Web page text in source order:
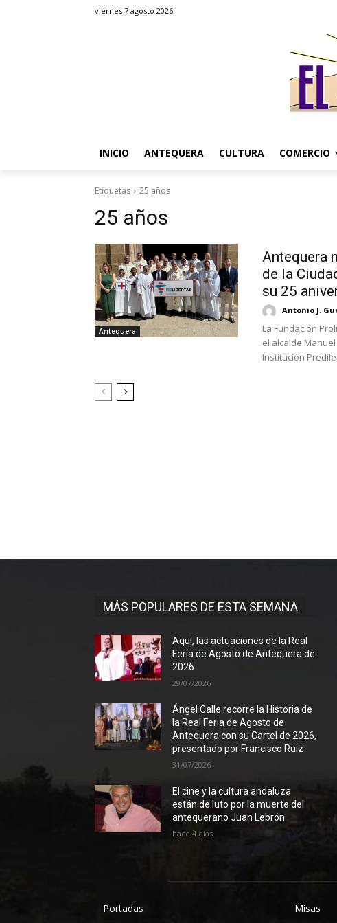
viernes 7 agosto 2026
INICIO ANTEQUERA CULTURA COMERCIO
Etiquetas 25 años
25 años
Antequera
Antequera
de la
su 25
Antonio J.
La Fundación
el alcalde
Institución
MÁS POPULARES DE ESTA SEMANA
Aquí, las actuaciones de la Real
Feria de Agosto de Antequera de
2026
29/07/2026
Ángel Calle recorre la Historia de
la Real Feria de Agosto de
Antequera con su Cartel de 2026,
presentado por Francisco Ruiz
31/07/2026
El cine y la cultura andaluza
están de luto por la muerte del
antequerano Juan Lebrón
hace 4 días
Portadas
Misas